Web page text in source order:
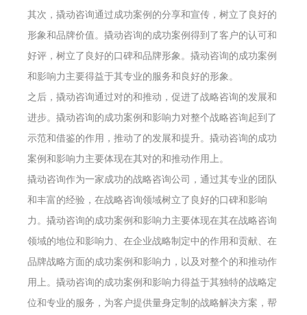
其次，撬动咨询通过成功案例的分享和宣传，树立了良好的
形象和品牌价值。撬动咨询的成功案例得到了客户的认可和
好评，树立了良好的口碑和品牌形象。撬动咨询的成功案例
和影响力主要得益于其专业的服务和良好的形象。
之后，撬动咨询通过对的和推动，促进了战略咨询的发展和
进步。撬动咨询的成功案例和影响力对整个战略咨询起到了
示范和借鉴的作用，推动了的发展和提升。撬动咨询的成功
案例和影响力主要体现在其对的和推动作用上。
撬动咨询作为一家成功的战略咨询公司，通过其专业的团队
和丰富的经验，在战略咨询领域树立了良好的口碑和影响
力。撬动咨询的成功案例和影响力主要体现在其在战略咨询
领域的地位和影响力、在企业战略制定中的作用和贡献、在
品牌战略方面的成功案例和影响力，以及对整个的和推动作
用上。撬动咨询的成功案例和影响力得益于其独特的战略定
位和专业的服务，为客户提供量身定制的战略解决方案，帮